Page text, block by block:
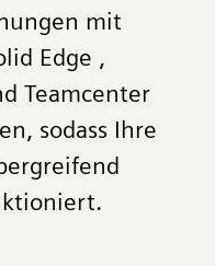
mit
Edge ,
Teamcenter
sodass Ihre